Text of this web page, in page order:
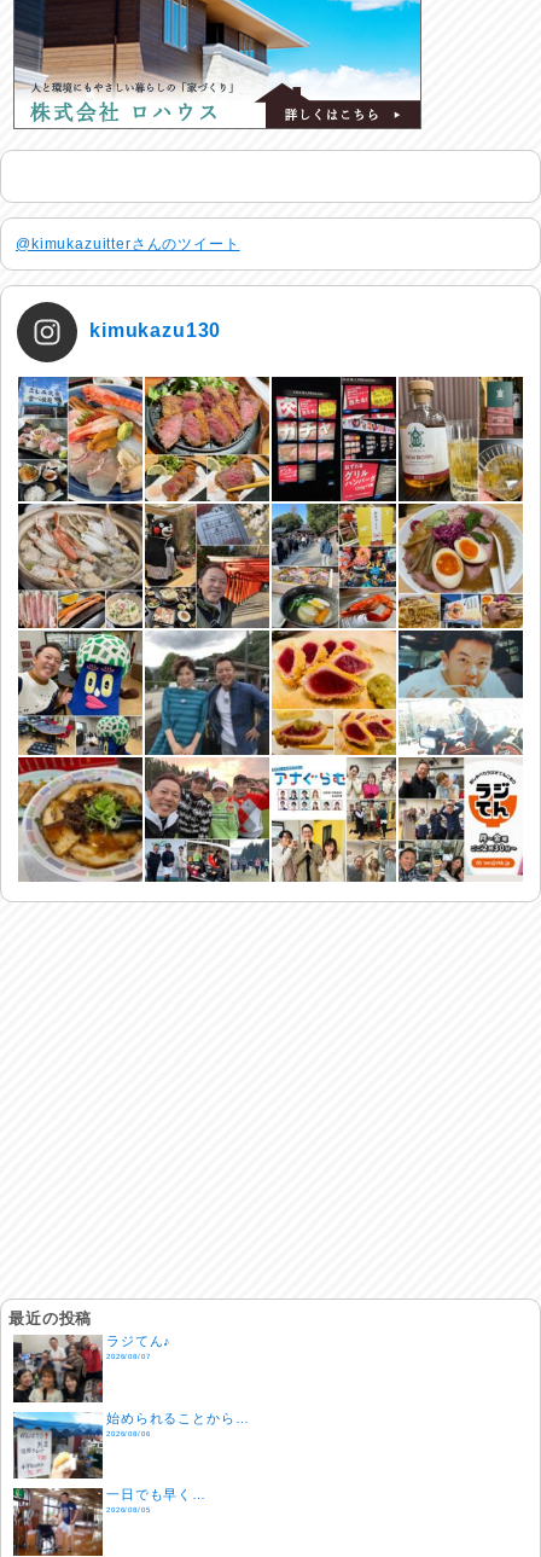
@kimukazuitterさんのツイート
kimukazu130
最近の投稿
ラジてん♪
2026/08/07
始められることから…
2026/08/06
一日でも早く…
2026/08/05